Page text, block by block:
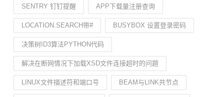
SENTRY 钉钉提醒 APP下载量注册查询
LOCATION.SEARCH带# BUSYBOX 设置登录密码
决策树ID3算法PYTHON代码
解决在断网情况下加载XSD文件连接超时的问题
LINUX文件描述符和端口号 BEAM与LINK共节点